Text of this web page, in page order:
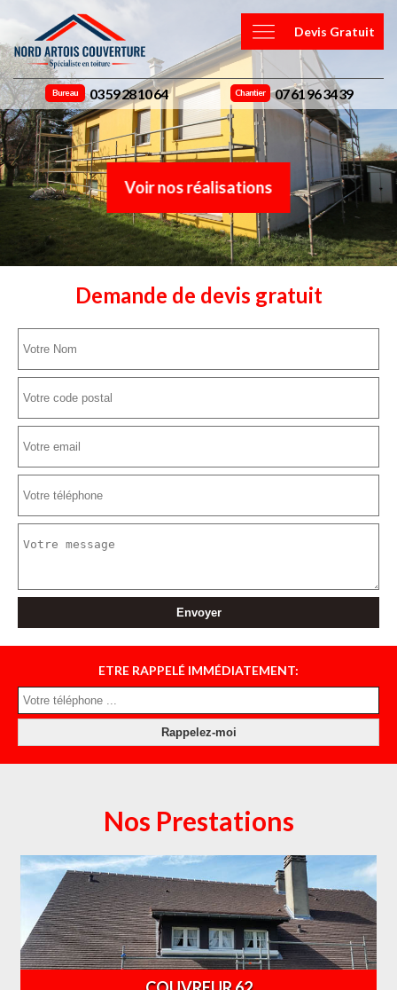
Devis Gratuit
Bureau 03 59 28 10 64 Chantier 07 61 96 34 39
Voir nos réalisations
Demande de devis gratuit
ETRE RAPPELÉ IMMÉDIATEMENT:
Nos Prestations